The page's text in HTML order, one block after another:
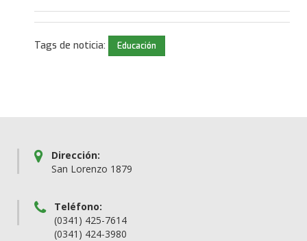
Tags de noticia: Educación
Dirección:
San Lorenzo 1879
Teléfono:
(0341) 425-7614
(0341) 424-3980